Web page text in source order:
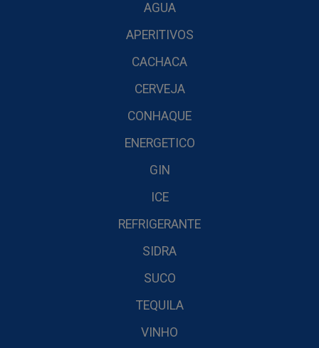
AGUA
APERITIVOS
CACHACA
CERVEJA
CONHAQUE
ENERGETICO
GIN
ICE
REFRIGERANTE
SIDRA
SUCO
TEQUILA
VINHO